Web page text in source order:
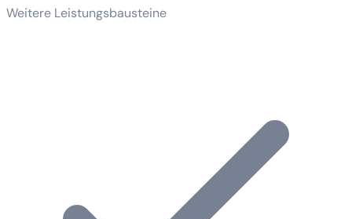
Weitere Leistungsbausteine